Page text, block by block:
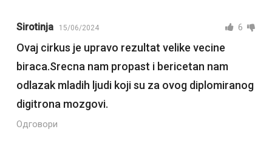
Sirotinja 15/06/2024 6
Ovaj cirkus je upravo rezultat velike vecine
biraca.Srecna nam propast i bericetan nam
odlazak mladih ljudi koji su za ovog diplomiranog
digitrona mozgovi.
Одговори